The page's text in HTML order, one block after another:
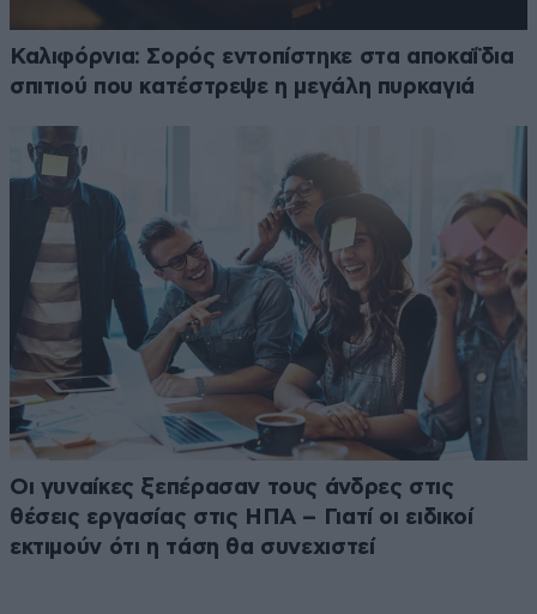
Καλιφόρνια: Σορός εντοπίστηκε στα αποκαΐδια
σπιτιού που κατέστρεψε η μεγάλη πυρκαγιά
Οι γυναίκες ξεπέρασαν τους άνδρες στις
θέσεις εργασίας στις ΗΠΑ – Γιατί οι ειδικοί
εκτιμούν ότι η τάση θα συνεχιστεί